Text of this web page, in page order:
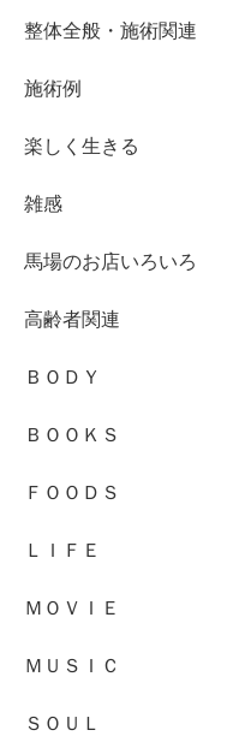
整体全般・施術関連
施術例
楽しく生きる
雑感
馬場のお店いろいろ
高齢者関連
ＢＯＤＹ
ＢＯＯＫＳ
ＦＯＯＤＳ
ＬＩＦＥ
ＭＯＶＩＥ
ＭＵＳＩＣ
ＳＯＵＬ